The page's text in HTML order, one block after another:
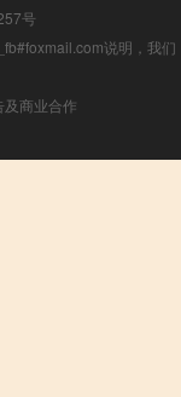
号
说明，我们
商业合作